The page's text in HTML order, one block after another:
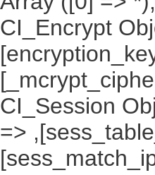
CI_Encrypt
CI_Session
=>